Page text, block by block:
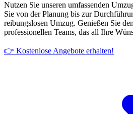
Nutzen Sie unseren umfassenden
Sie von der Planung bis zur
reibungslosen Umzug. Genießen Sie
professionellen Teams, das all Ihre
👉 Kostenlose Angebote erhalten!